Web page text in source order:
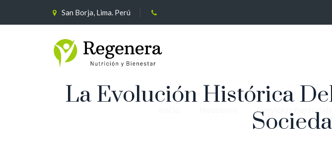
San Borja, Lima. Perú
Servicios Personales
La Evolución Histórica